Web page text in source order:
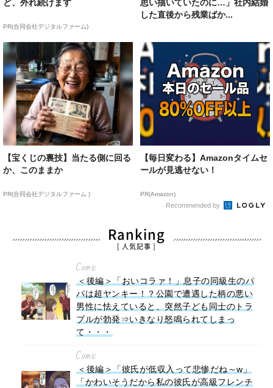
ど、外れ続けます
PR(合同会社デジタルファーム)
思い描いていたのに…」社内結婚
した直後から残業ばか...
【宝くじの裏技】当たる側に回る
か、このままか
PR(合同会社デジタルファーム )
【毎日変わる】Amazonタイムセ
ールが見逃せない！
PR(Amazon)
Recommended by
Ranking
[ 人気記事 ]
Comic
＜後編＞「おいコラァ！」息子の同級生のパ
パは超ヤンキー！？公園で遭遇した柄の悪い
男性に怯えていると、突然子ども同士のトラ
ブルが勃発⇒いきなり怒鳴られてしまっ
て・・・
Comic
＜後編＞「彼氏が低収入って悲惨だね～w」
「かわいそうだから私の彼氏が高級フレンチ